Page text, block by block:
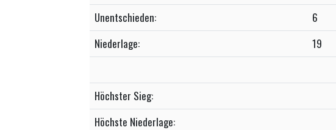
Unentschieden:
6
Niederlage:
19
Höchster Sieg:
Höchste Niederlage: